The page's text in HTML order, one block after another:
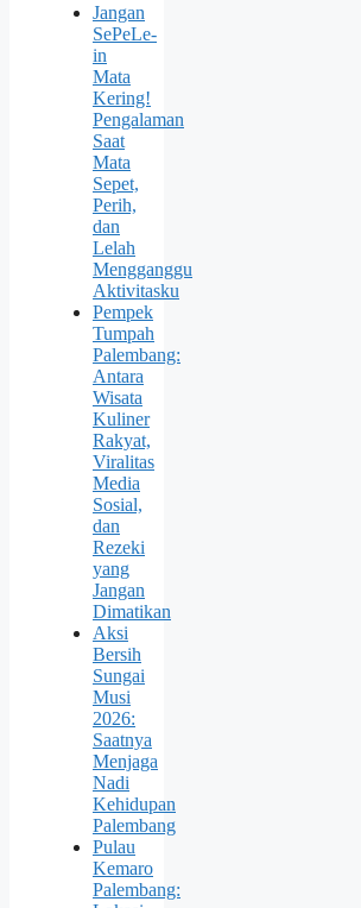
Jangan
SePeLe-
in
Mata
Kering!
Pengalaman
Saat
Mata
Sepet,
Perih,
dan
Lelah
Mengganggu
Aktivitasku
Pempek
Tumpah
Palembang:
Antara
Wisata
Kuliner
Rakyat,
Viralitas
Media
Sosial,
dan
Rezeki
yang
Jangan
Dimatikan
Aksi
Bersih
Sungai
Musi
2026:
Saatnya
Menjaga
Nadi
Kehidupan
Palembang
Pulau
Kemaro
Palembang: